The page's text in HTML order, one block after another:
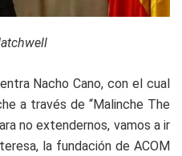
Nacho Cano, con el cual
a través de “Malinche The
no extendernos, vamos a ir
la fundación de ACOM